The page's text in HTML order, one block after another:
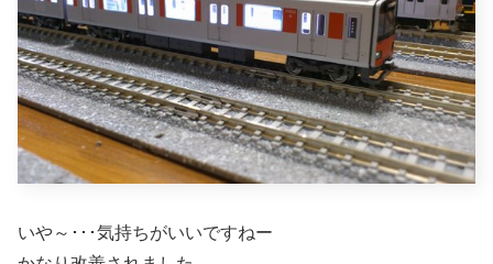
いや～･･･気持ちがいいですねー